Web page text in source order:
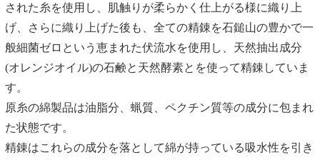
された糸を使用し、肌触りが柔らかく仕上がる様に織り上
げ、さらに織り上げた後も、全ての精錬を石鎚山の豊かで一
般細菌ゼロという恵まれた伏流水を使用し、天然抽出成分
(オレンジオイル)の石鹸と天然酵素とを使って精錬していま
す。
原糸の綿製品は油脂分、蝋質、ペクチン質等の成分に包まれ
た状態です。
精錬はこれらの成分を落として綿が持っている吸水性を引き